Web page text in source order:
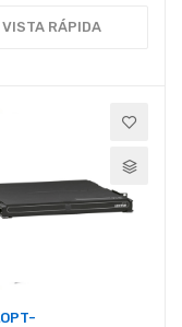
VISTA RÁPIDA